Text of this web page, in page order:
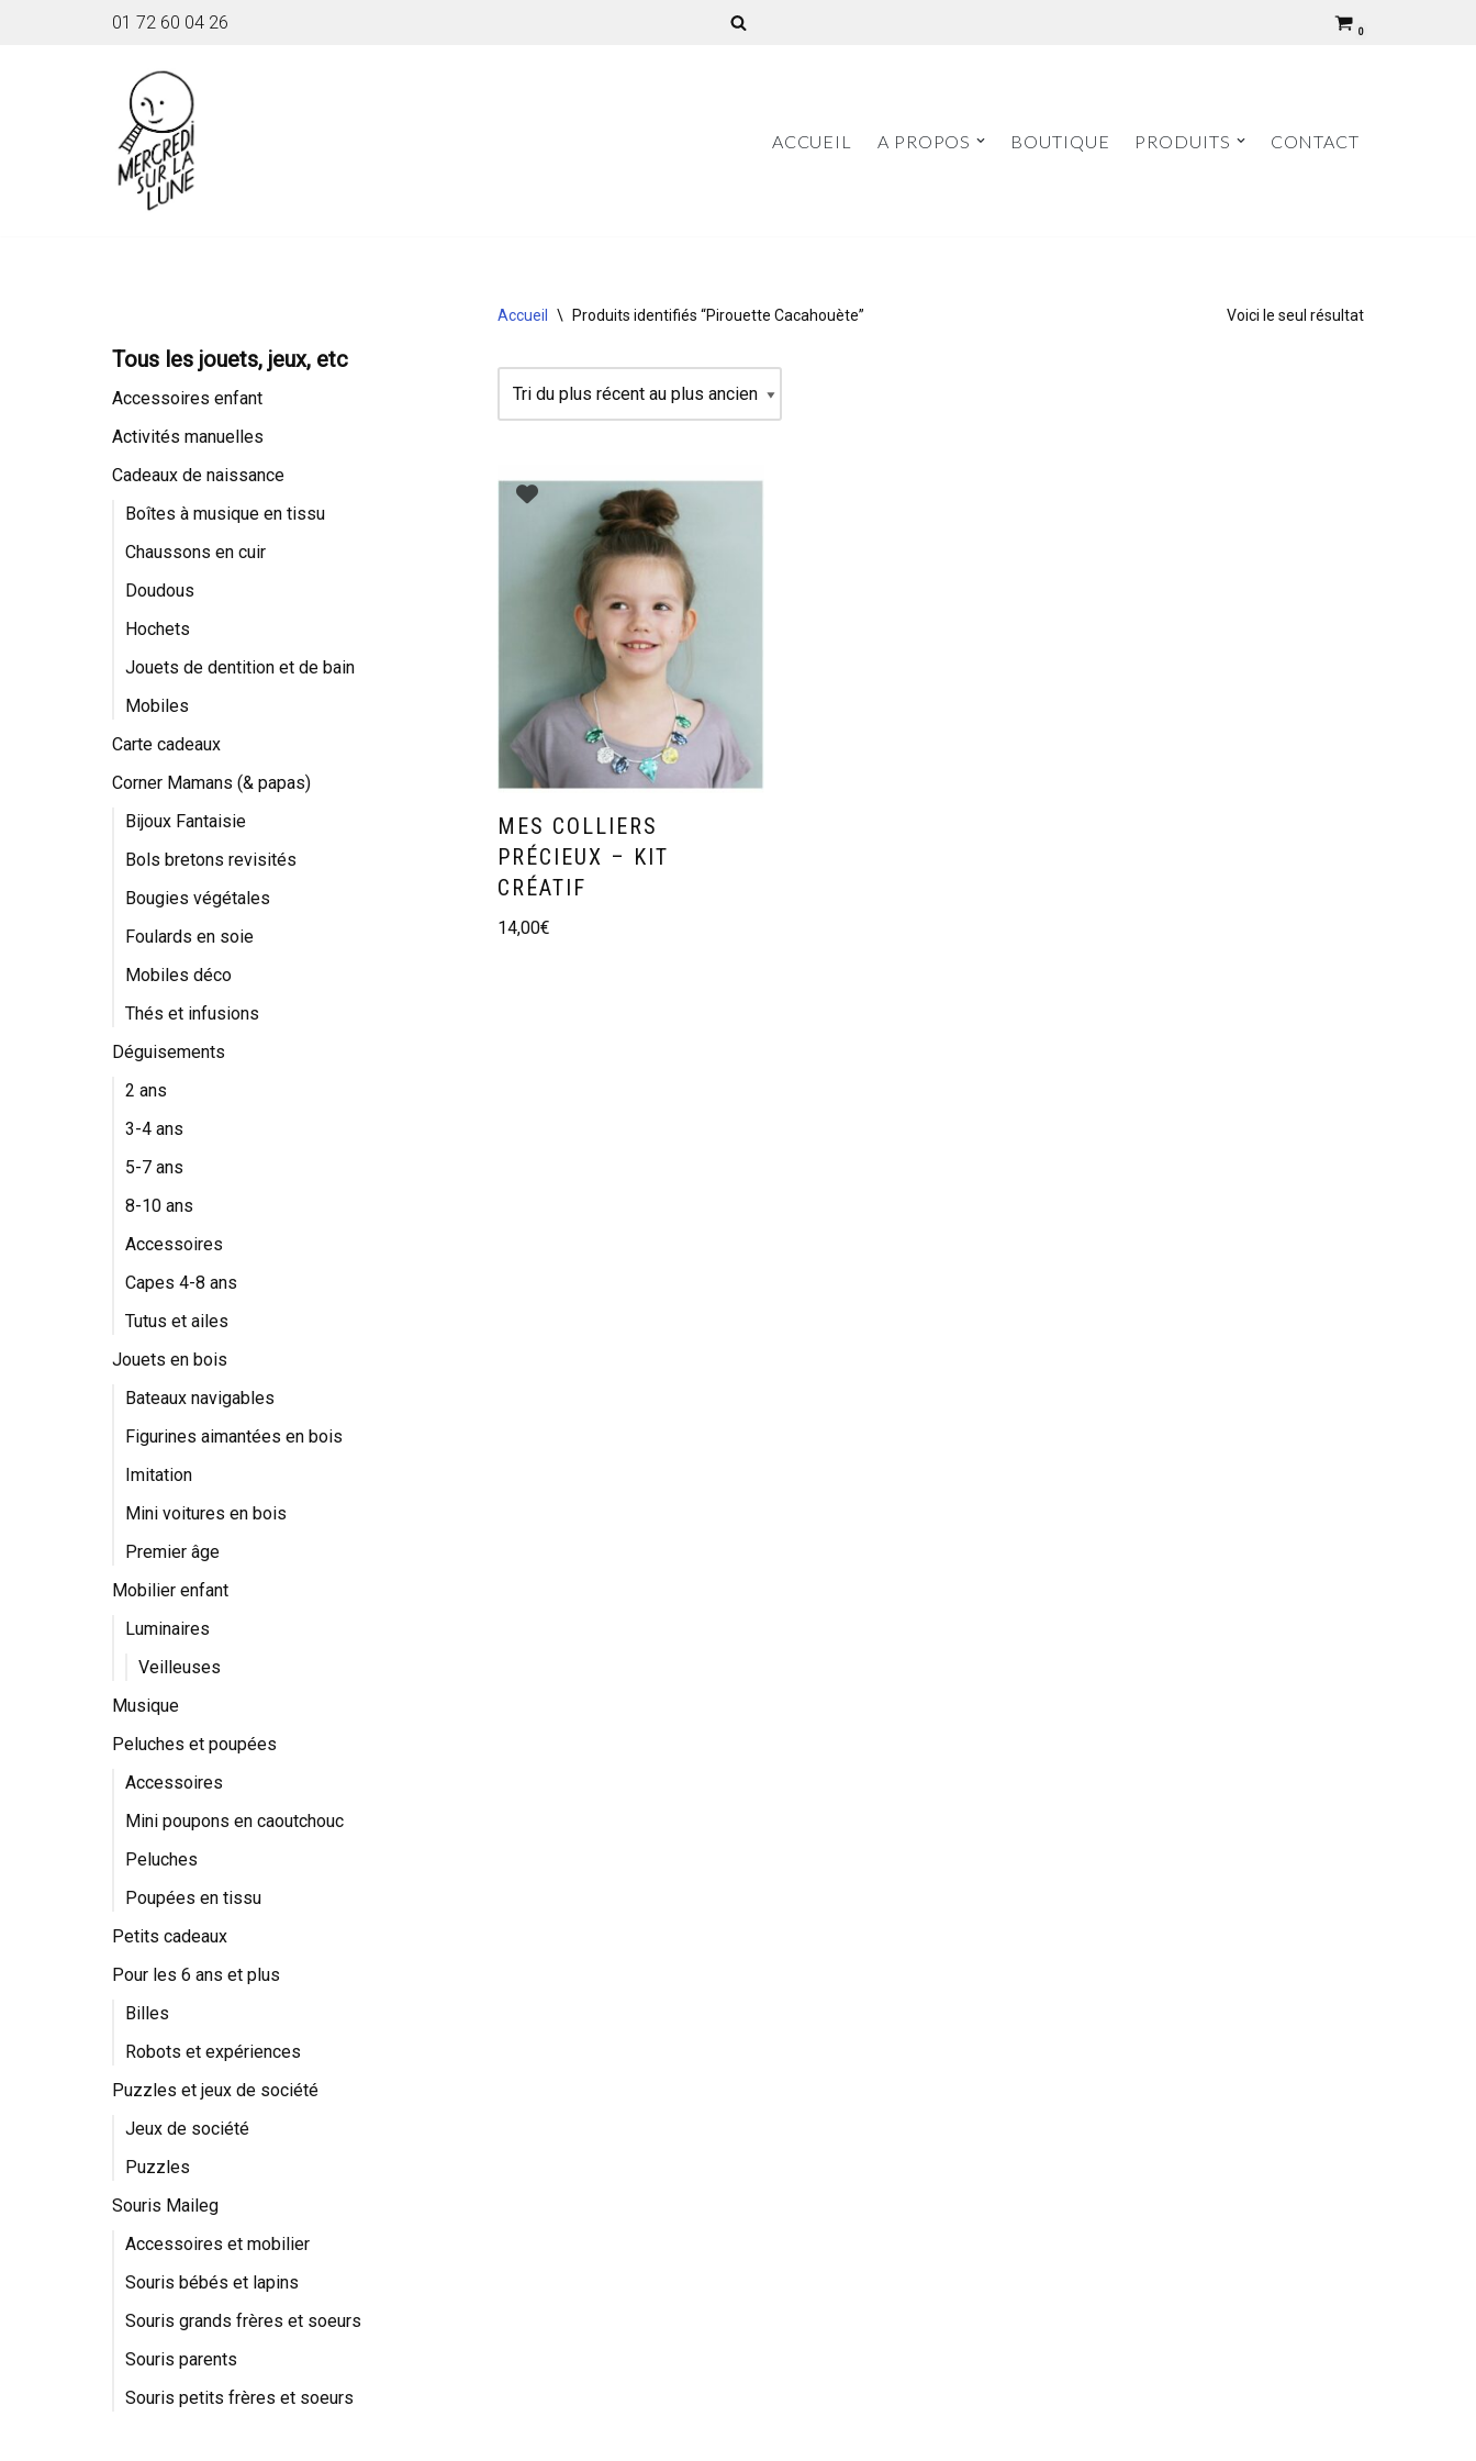
01 72 60 04 26 0
ACCUEIL A PROPOS BOUTIQUE PRODUITS CONTACT
Tous les jouets, jeux, etc
Accessoires enfant
Activités manuelles
Cadeaux de naissance
Boîtes à musique en tissu
Chaussons en cuir
Doudous
Hochets
Jouets de dentition et de bain
Mobiles
Carte cadeaux
Corner Mamans (& papas)
Bijoux Fantaisie
Bols bretons revisités
Bougies végétales
Foulards en soie
Mobiles déco
Thés et infusions
Déguisements
2 ans
3-4 ans
5-7 ans
8-10 ans
Accessoires
Capes 4-8 ans
Tutus et ailes
Jouets en bois
Bateaux navigables
Figurines aimantées en bois
Imitation
Mini voitures en bois
Premier âge
Mobilier enfant
Luminaires
Veilleuses
Musique
Peluches et poupées
Accessoires
Mini poupons en caoutchouc
Peluches
Poupées en tissu
Petits cadeaux
Pour les 6 ans et plus
Billes
Robots et expériences
Puzzles et jeux de société
Jeux de société
Puzzles
Souris Maileg
Accessoires et mobilier
Souris bébés et lapins
Souris grands frères et soeurs
Souris parents
Souris petits frères et soeurs
Accueil \ Produits identifiés “Pirouette Cacahouète” Voici le seul résultat
MES COLLIERS
PRÉCIEUX – KIT
CRÉATIF
14,00€